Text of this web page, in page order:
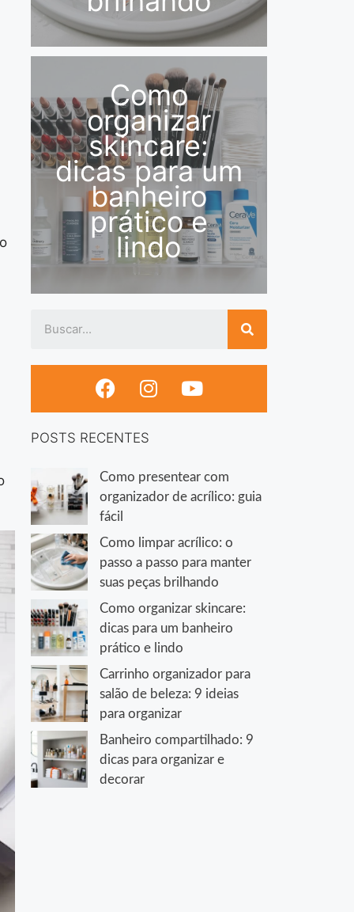
Como
organizar
skincare:
dicas para um
banheiro
prático e
lindo
POSTS RECENTES
Como presentear com
organizador de acrílico: guia
fácil
Como limpar acrílico: o
passo a passo para manter
suas peças brilhando
Como organizar skincare:
dicas para um banheiro
prático e lindo
Carrinho organizador para
salão de beleza: 9 ideias
para organizar
Banheiro compartilhado: 9
dicas para organizar e
decorar